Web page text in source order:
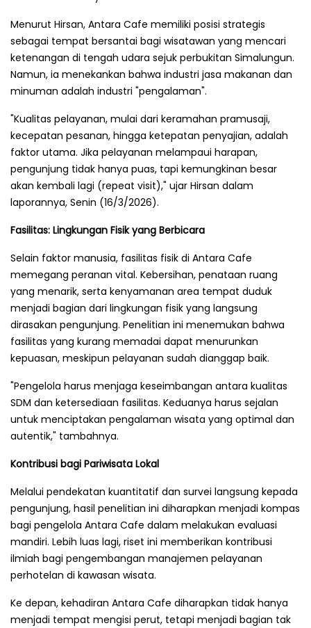
Menurut Hirsan, Antara Cafe memiliki posisi strategis
sebagai tempat bersantai bagi wisatawan yang mencari
ketenangan di tengah udara sejuk perbukitan Simalungun.
Namun, ia menekankan bahwa industri jasa makanan dan
minuman adalah industri "pengalaman".
"Kualitas pelayanan, mulai dari keramahan pramusaji,
kecepatan pesanan, hingga ketepatan penyajian, adalah
faktor utama. Jika pelayanan melampaui harapan,
pengunjung tidak hanya puas, tapi kemungkinan besar
akan kembali lagi (repeat visit)," ujar Hirsan dalam
laporannya, Senin (16/3/2026).
Fasilitas: Lingkungan Fisik yang Berbicara
Selain faktor manusia, fasilitas fisik di Antara Cafe
memegang peranan vital. Kebersihan, penataan ruang
yang menarik, serta kenyamanan area tempat duduk
menjadi bagian dari lingkungan fisik yang langsung
dirasakan pengunjung. Penelitian ini menemukan bahwa
fasilitas yang kurang memadai dapat menurunkan
kepuasan, meskipun pelayanan sudah dianggap baik.
"Pengelola harus menjaga keseimbangan antara kualitas
SDM dan ketersediaan fasilitas. Keduanya harus sejalan
untuk menciptakan pengalaman wisata yang optimal dan
autentik," tambahnya.
Kontribusi bagi Pariwisata Lokal
Melalui pendekatan kuantitatif dan survei langsung kepada
pengunjung, hasil penelitian ini diharapkan menjadi kompas
bagi pengelola Antara Cafe dalam melakukan evaluasi
mandiri. Lebih luas lagi, riset ini memberikan kontribusi
ilmiah bagi pengembangan manajemen pelayanan
perhotelan di kawasan wisata.
Ke depan, kehadiran Antara Cafe diharapkan tidak hanya
menjadi tempat mengisi perut, tetapi menjadi bagian tak